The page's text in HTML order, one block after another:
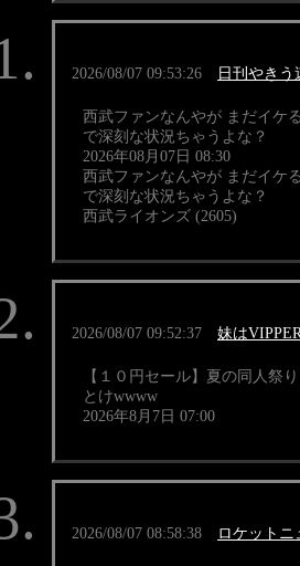
2026/08/07 09:53:26 日刊やきう
西武ファンなんやが まだイケ
で深刻な状況ちゃうよな？
2026年08月07日 08:30
西武ファンなんやが まだイケ
で深刻な状況ちゃうよな？
西武ライオンズ (2605)
2026/08/07 09:52:37 妹はVIPPER
【１０円セール】夏の同人祭
とけwwww
2026年8月7日 07:00
2026/08/07 08:58:38 ロケットニ